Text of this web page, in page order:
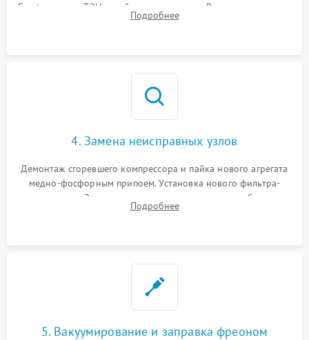
Frost, включая ТЭН оттайки и вентилятор. Ремонт или замена
платы управления при сбоях алгоритмов.
Подробнее
4. Замена неисправных узлов
Демонтаж сгоревшего компрессора и пайка нового агрегата
медно-фосфорным припоем. Установка нового фильтра-
осушителя. Замена изношенных вентиляторов обдува,
сломанных заслонок или поврежденных дверных петель.
Подробнее
5. Вакуумирование и заправка фреоном